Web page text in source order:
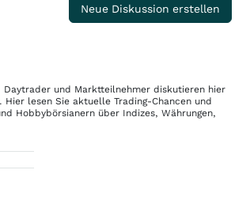
Neue Diskussion erstellen
Daytrader und Marktteilnehmer diskutieren hier
lesen Sie aktuelle Trading-Chancen und
Hobbybörsianern über Indizes, Währungen,